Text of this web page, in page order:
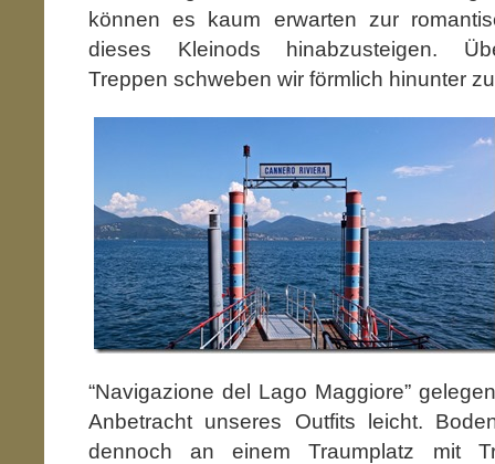
können es kaum erwarten zur
dieses Kleinods hinabzusteigen.
Treppen schweben wir förmlich hinunter
“Navigazione del Lago Maggiore”
Anbetracht unseres Outfits leicht.
dennoch an einem Traumplatz mit